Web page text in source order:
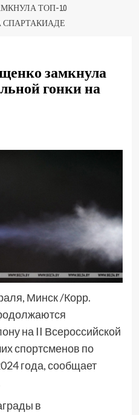
ТОП-10
замкнула
гонки на
Минск /Корр.
на II Всероссийской
спортсменов по
года, сообщает
в